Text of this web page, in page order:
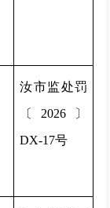
汝市监处罚
〔2026〕
DX-17号